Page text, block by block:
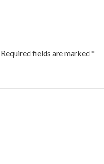
Required fields are marked*